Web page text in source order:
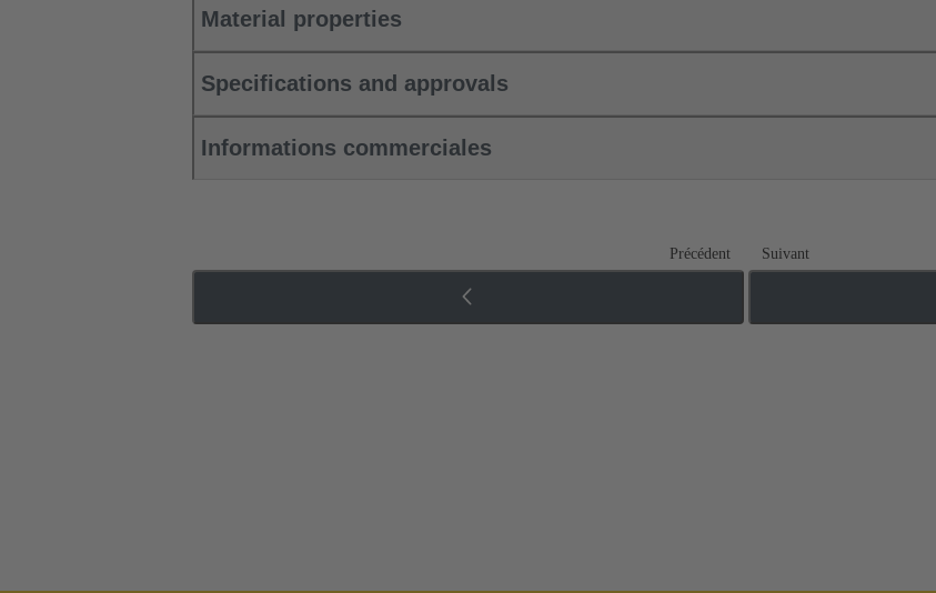
Material properties
Specifications and approvals
Informations commerciales
Précédent Suivant